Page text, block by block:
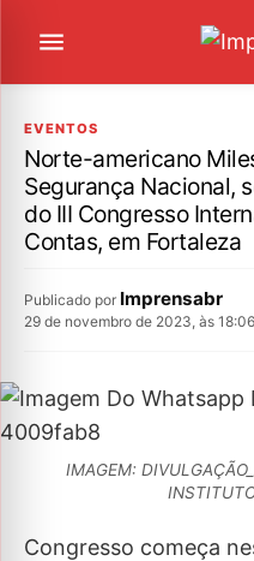
EVENTOS
Norte-americano
Segurança Nacional,
do III Congresso
Contas, em Fortaleza
Publicado por Imprensabr
29 de novembro de 2023, às 18:06
IMAGEM:
Congresso começa